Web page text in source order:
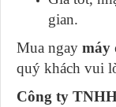
gian.
Mua ngay máy
quý khách vui
Công ty